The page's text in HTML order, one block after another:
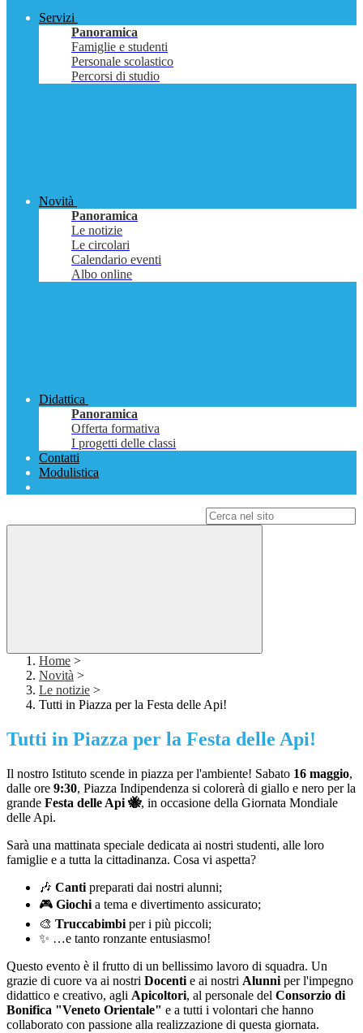
Servizi
Panoramica
Famiglie e studenti
Personale scolastico
Percorsi di studio
Novità
Panoramica
Le notizie
Le circolari
Calendario eventi
Albo online
Didattica
Panoramica
Offerta formativa
I progetti delle classi
Contatti
Modulistica
Home >
Novità >
Le notizie >
Tutti in Piazza per la Festa delle Api!
Tutti in Piazza per la Festa delle Api!
Il nostro Istituto scende in piazza per l'ambiente! Sabato 16 maggio,
dalle ore 9:30, Piazza Indipendenza si colorerà di giallo e nero per la
grande Festa delle Api 🐝, in occasione della Giornata Mondiale
delle Api.
Sarà una mattinata speciale dedicata ai nostri studenti, alle loro
famiglie e a tutta la cittadinanza. Cosa vi aspetta?
🎶 Canti preparati dai nostri alunni;
🎮 Giochi a tema e divertimento assicurato;
🎨 Truccabimbi per i più piccoli;
✨ …e tanto ronzante entusiasmo!
Questo evento è il frutto di un bellissimo lavoro di squadra. Un
grazie di cuore va ai nostri Docenti e ai nostri Alunni per l'impegno
didattico e creativo, agli Apicoltori, al personale del Consorzio di
Bonifica "Veneto Orientale" e a tutti i volontari che hanno
collaborato con passione alla realizzazione di questa giornata.